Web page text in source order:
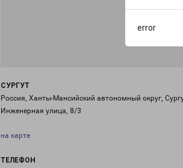
error
СУРГУТ
Россия, Ханты-Мансийский автономный округ,
Инженерная улица, 8/3
на карте
ТЕЛЕФОН